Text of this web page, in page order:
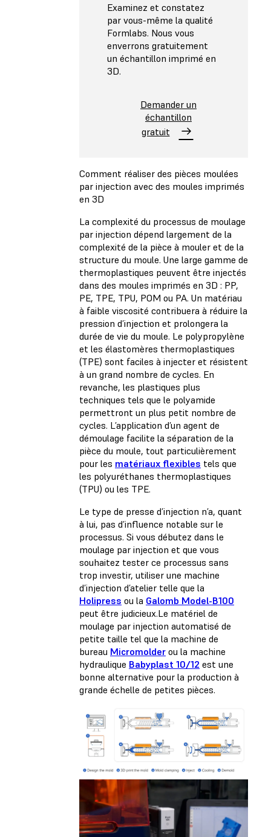
Examinez et constatez
par vous-même la qualité
Formlabs. Nous vous
enverrons gratuitement
un échantillon imprimé en
3D.
Demander un
échantillon
gratuit
Comment réaliser des pièces moulées
par injection avec des moules imprimés
en 3D
La complexité du processus de moulage
par injection dépend largement de la
complexité de la pièce à mouler et de la
structure du moule. Une large gamme de
thermoplastiques peuvent être injectés
dans des moules imprimés en 3D : PP,
PE, TPE, TPU, POM ou PA. Un matériau
à faible viscosité contribuera à réduire la
pression d’injection et prolongera la
durée de vie du moule. Le polypropylène
et les élastomères thermoplastiques
(TPE) sont faciles à injecter et résistent
à un grand nombre de cycles. En
revanche, les plastiques plus
techniques tels que le polyamide
permettront un plus petit nombre de
cycles. L’application d’un agent de
démoulage facilite la séparation de la
pièce du moule, tout particulièrement
pour les matériaux flexibles tels que
les polyuréthanes thermoplastiques
(TPU) ou les TPE.
Le type de presse d’injection n’a, quant
à lui, pas d’influence notable sur le
processus. Si vous débutez dans le
moulage par injection et que vous
souhaitez tester ce processus sans
trop investir, utiliser une machine
d’injection d’atelier telle que la
Holipress ou la Galomb Model-B100
peut être judicieux.Le matériel de
moulage par injection automatisé de
petite taille tel que la machine de
bureau Micromolder ou la machine
hydraulique Babyplast 10/12 est une
bonne alternative pour la production à
grande échelle de petites pièces.